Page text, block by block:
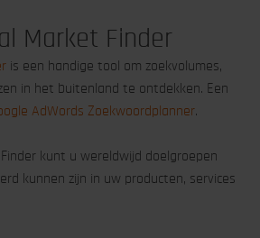
Market Finder
is een handige tool om zoekvolumes,
in het buitenland te ontdekken. Een
AdWords Zoekwoordplanner.
kunt u wereldwijd doelgroepen
kunnen zijn in uw producten, services